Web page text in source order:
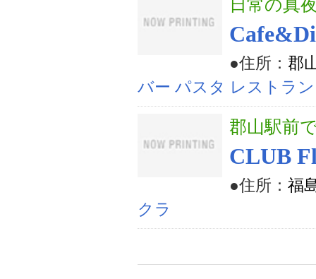
日常の真
●住所： 郡
バー パスタ レストラン
郡山駅前
CLUB
●住所： 福
クラ